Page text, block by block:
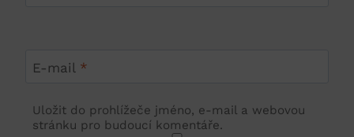
E-mail *
Uložit do prohlížeče jméno, e-mail a webovou
stránku pro budoucí komentáře.